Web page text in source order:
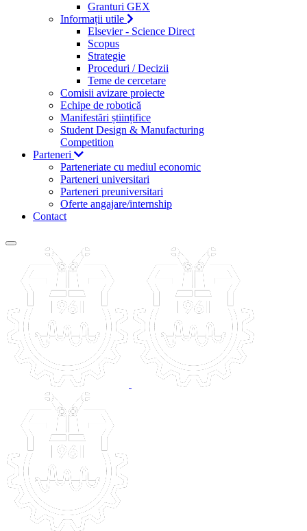
Granturi GEX
Informații utile
Elsevier - Science Direct
Scopus
Strategie
Proceduri / Decizii
Teme de cercetare
Comisii avizare proiecte
Echipe de robotică
Manifestări științifice
Student Design & Manufacturing
Competition
Parteneri
Parteneriate cu mediul economic
Parteneri universitari
Parteneri preuniversitari
Oferte angajare/internship
Contact